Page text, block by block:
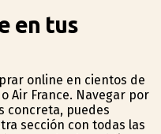
en tus
online en cientos de
Air France. Navegar por
concreta, puedes
sección con todas las